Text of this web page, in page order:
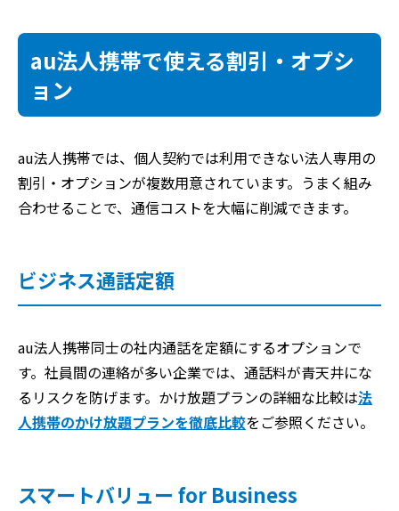
au法人携帯で使える割引・オプシ
ョン
au法人携帯では、個人契約では利用できない法人専用の
割引・オプションが複数用意されています。うまく組み
合わせることで、通信コストを大幅に削減できます。
ビジネス通話定額
au法人携帯同士の社内通話を定額にするオプションで
す。社員間の連絡が多い企業では、通話料が青天井にな
るリスクを防げます。かけ放題プランの詳細な比較は法
人携帯のかけ放題プランを徹底比較をご参照ください。
スマートバリュー for Business